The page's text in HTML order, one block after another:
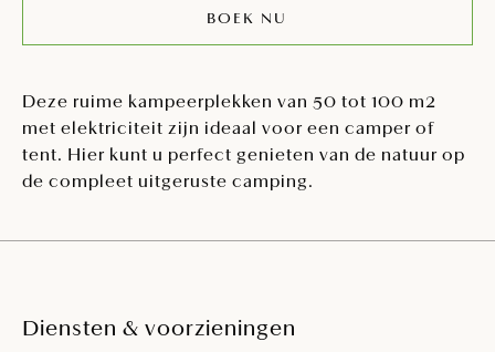
BOEK NU
Deze ruime kampeerplekken van 50 tot 100 m2
met elektriciteit zijn ideaal voor een camper of
tent. Hier kunt u perfect genieten van de natuur op
de compleet uitgeruste camping.
Diensten & voorzieningen